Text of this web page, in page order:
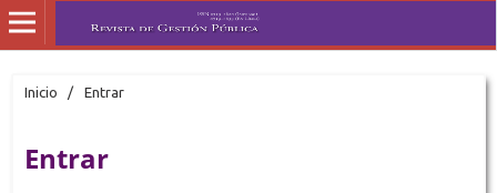
Inicio / Entrar
Entrar